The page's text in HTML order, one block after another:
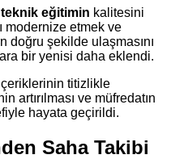
eğitimin kalitesini
modernize etmek ve
doğru şekilde ulaşmasını
bir yenisi daha eklendi.
titizlikle
artırılması ve müfredatın
hayata geçirildi.
Saha Takibi